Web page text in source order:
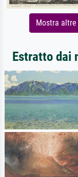
Mostra
Estratto dai